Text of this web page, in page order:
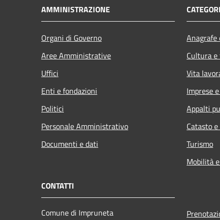
AMMINISTRAZIONE
Organi di Governo
Aree Amministrative
Uffici
Enti e fondazioni
Politici
Personale Amministrativo
Documenti e dati
Cultura
Vita
Imprese
Appalti
Catasto
Turismo
Mobilità
CONTATTI
Comune di Impruneta